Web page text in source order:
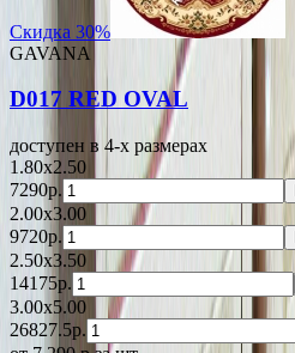
Скидка 30%
GAVANA
D017 RED OVAL
доступен в 4-x размерах
1.80x2.50
7290р.
2.00x3.00
9720р.
2.50x3.50
14175р.
3.00x5.00
26827.5р.